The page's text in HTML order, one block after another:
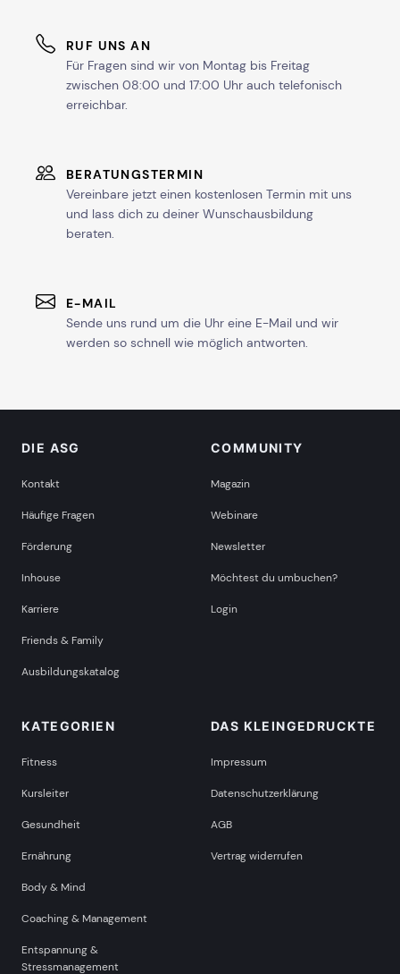
RUF UNS AN
Für Fragen sind wir von Montag bis Freitag
zwischen 08:00 und 17:00 Uhr auch telefonisch
erreichbar.
BERATUNGSTERMIN
Vereinbare jetzt einen kostenlosen Termin mit uns
und lass dich zu deiner Wunschausbildung
beraten.
E-MAIL
Sende uns rund um die Uhr eine E-Mail und wir
werden so schnell wie möglich antworten.
DIE ASG
Kontakt
Häufige Fragen
Förderung
Inhouse
Karriere
Friends & Family
Ausbildungskatalog
COMMUNITY
Magazin
Webinare
Newsletter
Möchtest du umbuchen?
Login
KATEGORIEN
Fitness
Kursleiter
Gesundheit
Ernährung
Body & Mind
Coaching & Management
Entspannung &
Stressmanagement
DAS KLEINGEDRUCKTE
Impressum
Datenschutzerklärung
AGB
Vertrag widerrufen